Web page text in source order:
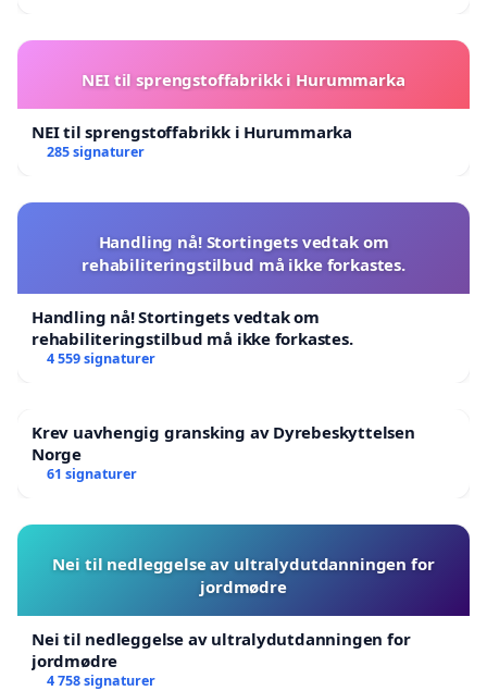
NEI til sprengstoffabrikk i Hurummarka
NEI til sprengstoffabrikk i Hurummarka
285 signaturer
Handling nå! Stortingets vedtak om
rehabiliteringstilbud må ikke forkastes.
Handling nå! Stortingets vedtak om
rehabiliteringstilbud må ikke forkastes.
4 559 signaturer
Krev uavhengig gransking av Dyrebeskyttelsen
Norge
61 signaturer
Nei til nedleggelse av ultralydutdanningen for
jordmødre
Nei til nedleggelse av ultralydutdanningen for
jordmødre
4 758 signaturer